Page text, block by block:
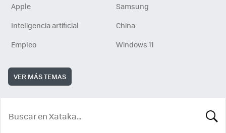
Apple
Samsung
Inteligencia artificial
China
Empleo
Windows 11
VER MÁS TEMAS